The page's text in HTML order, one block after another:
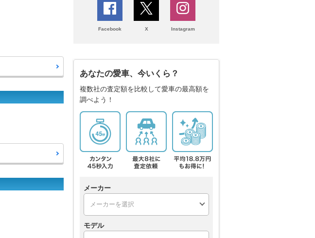
Facebook X Instagram
あなたの愛車、今いくら？
複数社の査定額を比較して愛車の最高額を
調べよう！
メーカー
モデル